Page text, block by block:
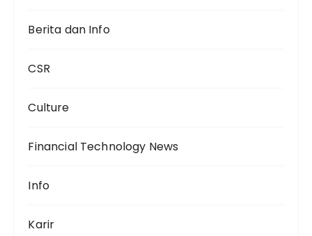
Berita dan Info
CSR
Culture
Financial Technology News
Info
Karir